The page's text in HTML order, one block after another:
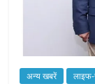
अन्य खबरें